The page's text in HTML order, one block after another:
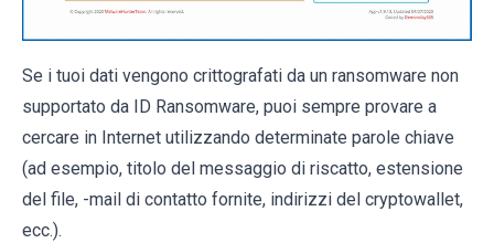
Se i tuoi dati vengono crittografati da un ransomware non
supportato da ID Ransomware, puoi sempre provare a
cercare in Internet utilizzando determinate parole chiave
(ad esempio, titolo del messaggio di riscatto, estensione
del file, -mail di contatto fornite, indirizzi del cryptowallet,
ecc.).